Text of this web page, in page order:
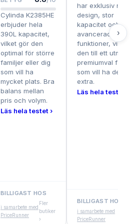
Cylinda K2385HE
erbjuder hela
390L kapacitet,
vilket gör den
optimal för större
familjer eller dig
som vill ha
mycket plats. Bra
balans mellan
pris och volym.
Läs hela testet ›
BILLIGAST HOS
i samarbete med
PriceRunner
Fler
butiker
›
har exklusiv
design, stor
kapacitet och
avancerade
funktioner, vilket
den till ett
premiumval för
som vill ha det
extra.
Läs hela testet ›
BILLIGAST HOS
i samarbete med
PriceRunner
›